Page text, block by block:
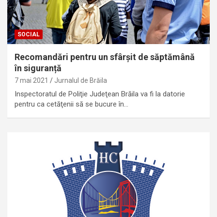
SOCIAL
Recomandări pentru un sfârșit de săptămână
în siguranță
7 mai 2021 Jurnalul de Brăila
Inspectoratul de Poliţie Judeţean Brăila va fi la datorie
pentru ca cetăţenii să se bucure în…